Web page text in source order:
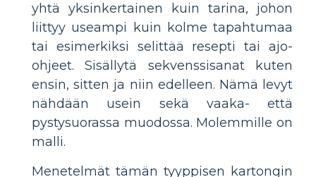
yhtä yksinkertainen kuin tarina, johon
liittyy useampi kuin kolme tapahtumaa
tai esimerkiksi selittää resepti tai ajo-
ohjeet. Sisällytä sekvenssisanat kuten
ensin, sitten ja niin edelleen. Nämä levyt
nähdään usein sekä vaaka- että
pystysuorassa muodossa. Molemmille on
malli.
Menetelmät tämän tyyppisen kartongin